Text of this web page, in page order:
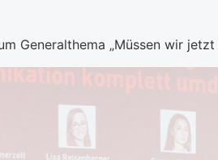
„Müssen wir jetzt in